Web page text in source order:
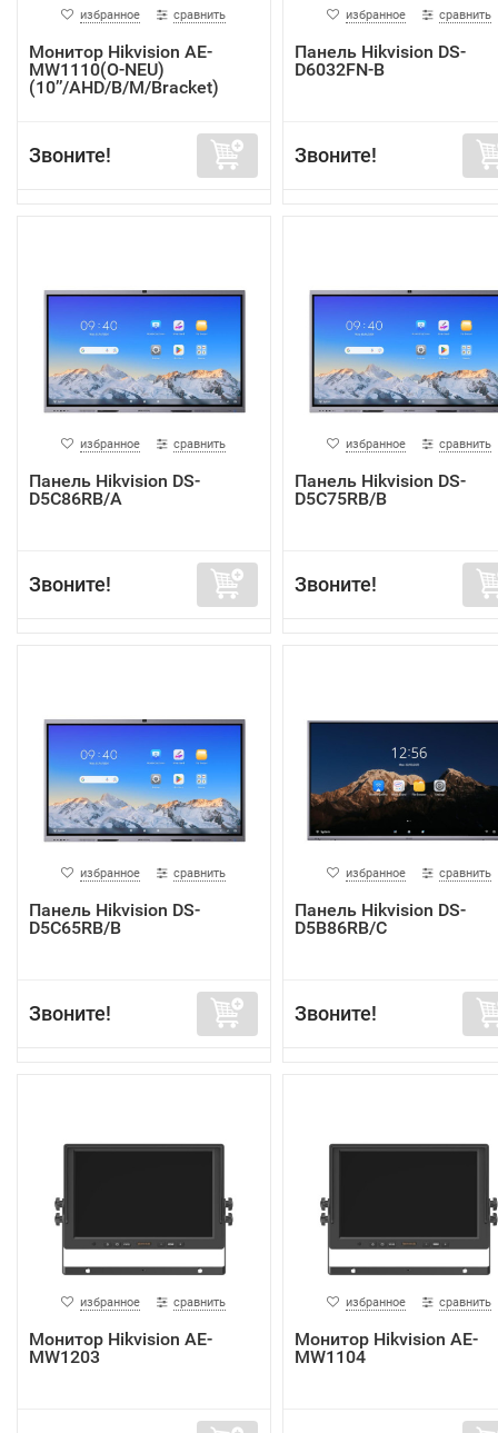
избранное сравнить
Монитор Hikvision AE-
MW1110(O-NEU)
(10’’/AHD/B/M/Bracket)
Звоните!
избранное сравнить
Панель Hikvision DS-
D6032FN-B
Звоните!
избранное сравнить
Панель Hikvision DS-
D5C86RB/A
Звоните!
избранное сравнить
Панель Hikvision DS-
D5C75RB/B
Звоните!
избранное сравнить
Панель Hikvision DS-
D5C65RB/B
Звоните!
избранное сравнить
Панель Hikvision DS-
D5B86RB/C
Звоните!
избранное сравнить
Монитор Hikvision AE-
MW1203
избранное сравнить
Монитор Hikvision AE-
MW1104